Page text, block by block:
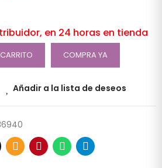
en 24 horas en tienda
COMPRA YA
Añadir a la lista de deseos